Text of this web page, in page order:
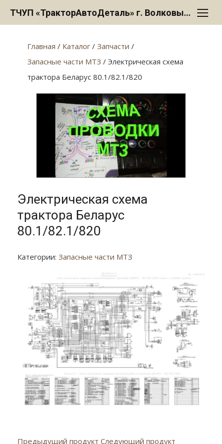
ТЧУП «ТракторАвтоДеталь» г. Волковыск
Главная / Каталог / Запчасти /
Запасные части МТЗ / Электрическая схема
трактора Беларус 80.1/82.1/820
Электрическая схема
трактора Беларус
80.1/82.1/820
Категории: Запасные части МТЗ
Предыдущий продукт Следующий продукт